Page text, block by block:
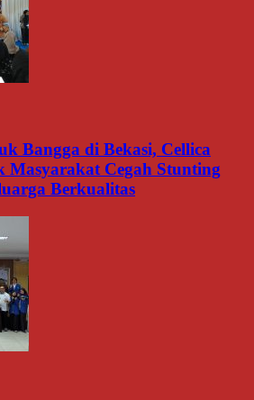
Bangga di Bekasi, Cellica
Masyarakat Cegah Stunting
Berkualitas